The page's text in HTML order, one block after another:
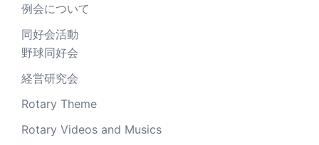
例会について
同好会活動
野球同好会
経営研究会
Rotary Theme
Rotary Videos and Musics